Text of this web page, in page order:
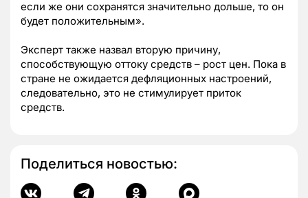
если же они сохранятся значительно дольше, то он
будет положительным».
Эксперт также назвал вторую причину,
способствующую оттоку средств – рост цен. Пока в
стране не ожидается дефляционных настроений,
следовательно, это не стимулирует приток
средств.
Поделиться новостью: